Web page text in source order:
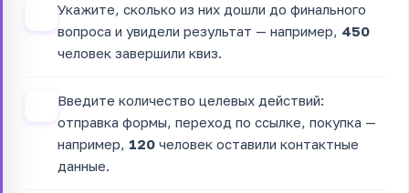
Укажите, сколько из них дошли до финального
вопроса и увидели результат — например, 450
человек завершили квиз.
Введите количество целевых действий:
отправка формы, переход по ссылке, покупка —
например, 120 человек оставили контактные
данные.